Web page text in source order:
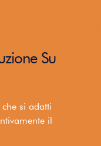
Su
si adatti
il